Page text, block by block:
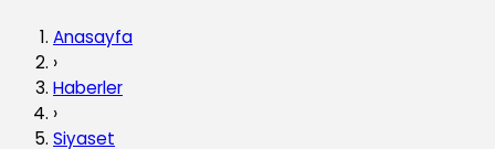
Anasayfa
›
Haberler
›
Siyaset